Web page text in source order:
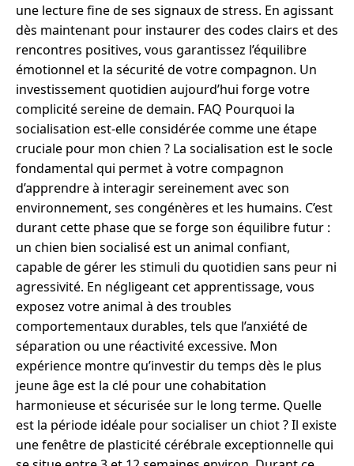
une lecture fine de ses signaux de stress. En agissant
dès maintenant pour instaurer des codes clairs et des
rencontres positives, vous garantissez l’équilibre
émotionnel et la sécurité de votre compagnon. Un
investissement quotidien aujourd’hui forge votre
complicité sereine de demain. FAQ Pourquoi la
socialisation est-elle considérée comme une étape
cruciale pour mon chien ? La socialisation est le socle
fondamental qui permet à votre compagnon
d’apprendre à interagir sereinement avec son
environnement, ses congénères et les humains. C’est
durant cette phase que se forge son équilibre futur :
un chien bien socialisé est un animal confiant,
capable de gérer les stimuli du quotidien sans peur ni
agressivité. En négligeant cet apprentissage, vous
exposez votre animal à des troubles
comportementaux durables, tels que l’anxiété de
séparation ou une réactivité excessive. Mon
expérience montre qu’investir du temps dès le plus
jeune âge est la clé pour une cohabitation
harmonieuse et sécurisée sur le long terme. Quelle
est la période idéale pour socialiser un chiot ? Il existe
une fenêtre de plasticité cérébrale exceptionnelle qui